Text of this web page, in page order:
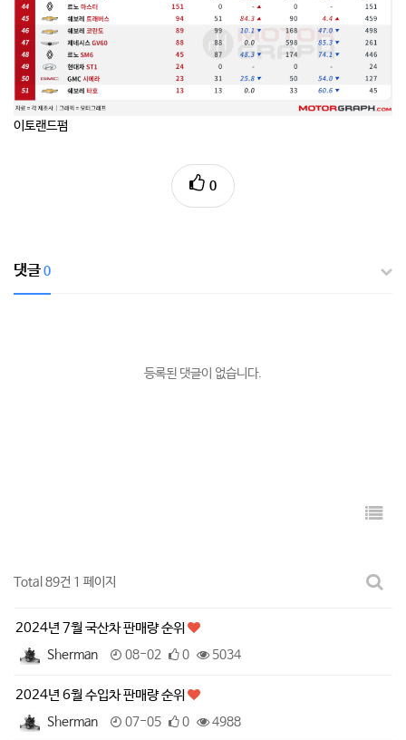
이토랜드펌
0
댓글0
등록된 댓글이 없습니다.
Total 89건 1 페이지
2024년 7월 국산차 판매량 순위
Sherman 08-02 0 5034
2024년 6월 수입차 판매량 순위
Sherman 07-05 0 4988